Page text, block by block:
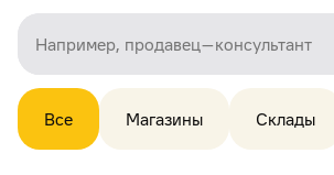
Все Магазины Склады